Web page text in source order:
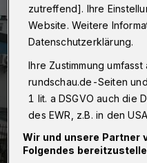
zutreffend]. Ihre
Website. Weitere
Datenschutzerklärung.
Ihre Zustimmung
rundschau.de-Seiten
1 lit. a DSGVO auch die
des EWR, z.B. in den
Wir und unsere Partner
Folgendes